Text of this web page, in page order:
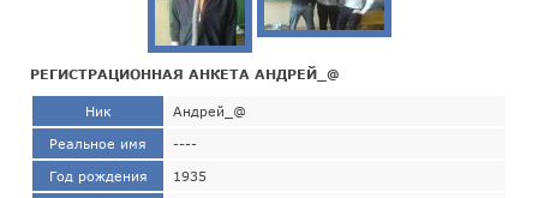
РЕГИСТРАЦИОННАЯ АНКЕТА АНДРЕЙ_@
Ник Андрей_@
Реальное имя ----
Год рождения 1935